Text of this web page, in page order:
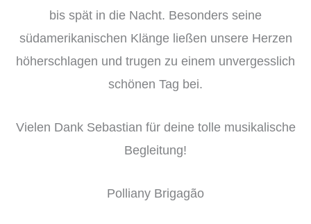
bis spät in die Nacht. Besonders seine
südamerikanischen Klänge ließen unsere Herzen
höherschlagen und trugen zu einem unvergesslich
schönen Tag bei.
Vielen Dank Sebastian für deine tolle musikalische
Begleitung!
Polliany Brigagão